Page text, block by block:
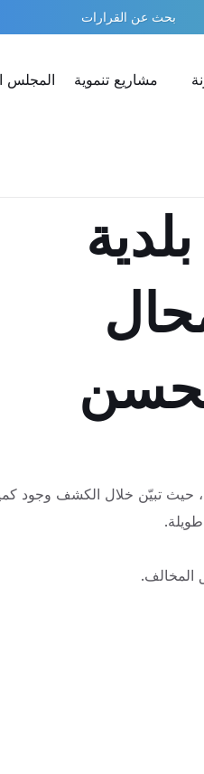
بحث عن القرارات
مشاريع تنموية المجلس
حيث تبيّن خلال الكشف وجود
المخالف.